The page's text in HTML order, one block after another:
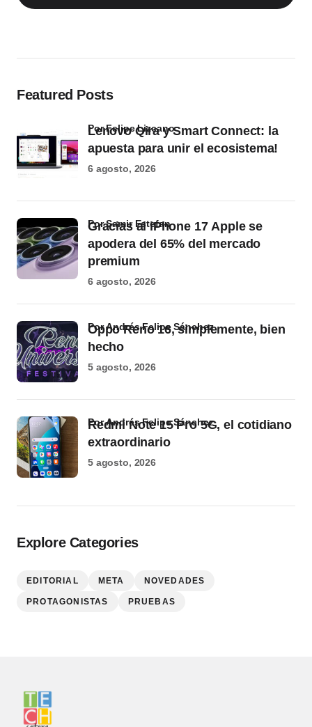
Featured Posts
Lenovo Qira y Smart Connect: la
apuesta para unir el ecosistema!
por Felipe Lizcano
6 agosto, 2026
Gracias al iPhone 17 Apple se
apodera del 65% del mercado
premium
por Samir Estefan
6 agosto, 2026
Oppo Reno 16, simplemente, bien
hecho
por Andrés Felipe Sánchez
5 agosto, 2026
Redmi Note 15 Pro 5G, el cotidiano
extraordinario
por Andrés Felipe Sánchez
5 agosto, 2026
Explore Categories
EDITORIAL META NOVEDADES
PROTAGONISTAS PRUEBAS